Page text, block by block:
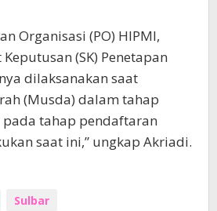
Organisasi (PO) HIPMI,
(SK) Penetapan
dilaksanakan saat
(Musda) dalam tahap
tahap pendaftaran
saat ini,” ungkap Akriadi.
Sulbar